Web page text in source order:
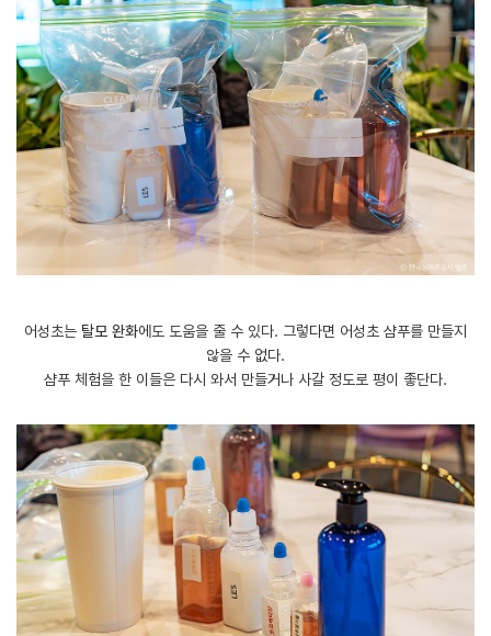
어성초는 탈모 완화에도 도움을 줄 수 있다. 그렇다면 어성초 샴푸를 만들지
않을 수 없다.
샴푸 체험을 한 이들은 다시 와서 만들거나 사갈 정도로 평이 좋단다.